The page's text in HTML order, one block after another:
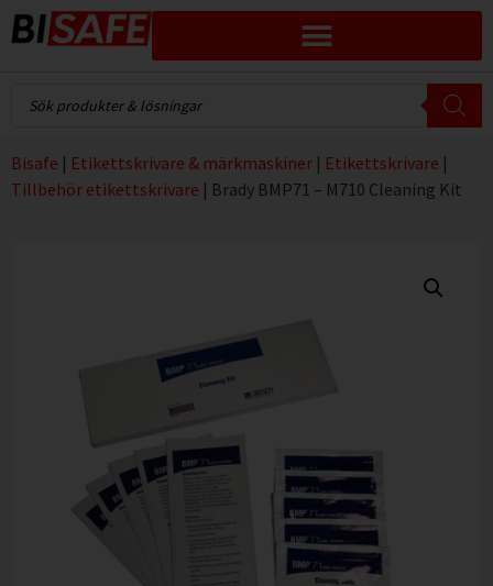
Bisafe | Etikettskrivare & märkmaskiner | Etikettskrivare |
Tillbehör etikettskrivare | Brady BMP71 – M710 Cleaning Kit